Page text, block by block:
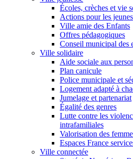
Écoles, crèches et vie
Actions pour les jeunes
Ville amie des Enfants
Offres pédagogiques
Conseil municipal des
Ville solidaire
Aide sociale aux
Plan canicule
Police municipale et
Logement adapté à
Jumelage et partenariat
Égalité des genres
Lutte contre les
intrafamiliales
Valorisation des
Espaces France
Ville connectée